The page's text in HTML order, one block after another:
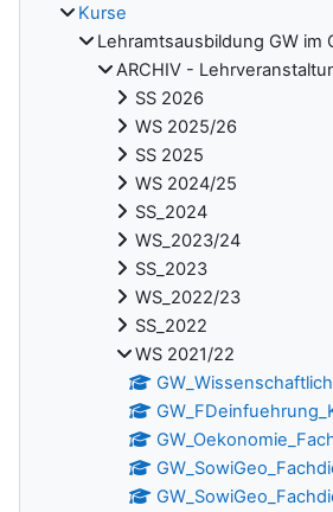
Kurse
Lehramtsausbildung GW im
ARCHIV -
SS 2026
WS 2025/26
SS 2025
WS 2024/25
SS_2024
WS_2023/24
SS_2023
WS_2022/23
SS_2022
WS 2021/22